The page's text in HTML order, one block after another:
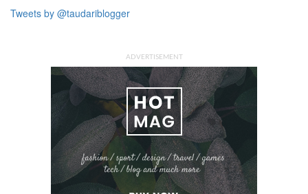
Tweets by @taudariblogger
ADVERTISEMENT